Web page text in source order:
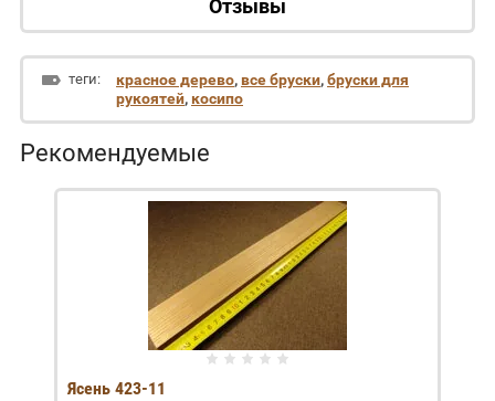
Отзывы
теги: красное дерево, все бруски,бруски для
рукоятей, косипо
Рекомендуемые
Ясень 423-11